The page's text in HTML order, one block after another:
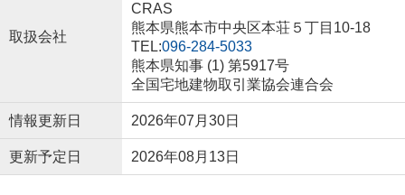
取扱会社
CRAS
熊本県熊本市中央区本荘５丁目10-18
TEL:096-284-5033
熊本県知事 (1) 第5917号
全国宅地建物取引業協会連合会
情報更新日 2026年07月30日
更新予定日 2026年08月13日